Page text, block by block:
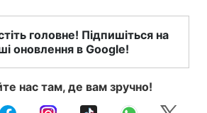
головне! Підпишіться на
оновлення в Google!
нас там, де вам зручно!